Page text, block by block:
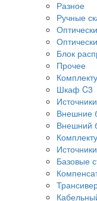
Разное
Ручные
Блок
Прочее
Шкаф C3
Внешние
Внешний
Базовые